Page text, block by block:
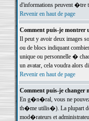
d'informations peuvent �tre
Revenir en haut de page
Comment puis-je montrer
Il peut y avoir deux images
ou de blocs indiquant
unique ou personnelle �
un avatar, cela voudra alors
Revenir en haut de page
Comment puis-je changer
En g�n�ral, vous ne pouvez
th�me utilis�). La plupart
mod�rateurs et